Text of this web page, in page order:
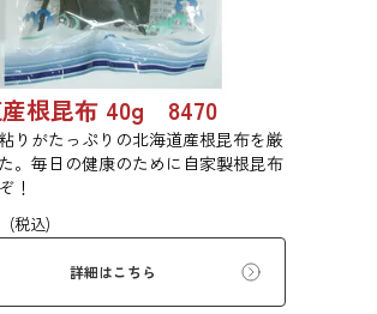
根昆布 40g 8470
りがたっぷりの北海道産根昆布を厳
。毎日の健康のために自家製根昆布
！
(税込)
詳細はこちら